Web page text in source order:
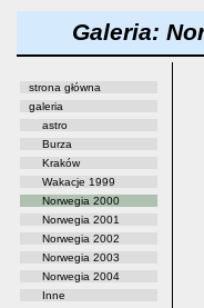
Galeria:
strona główna
galeria
astro
Burza
Kraków
Wakacje 1999
Norwegia 2000
Norwegia 2001
Norwegia 2002
Norwegia 2003
Norwegia 2004
Inne